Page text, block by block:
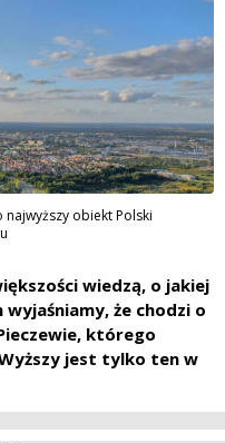
obiekt Polski
wiedzą, o jakiej
że chodzi o
którego
jest tylko ten w